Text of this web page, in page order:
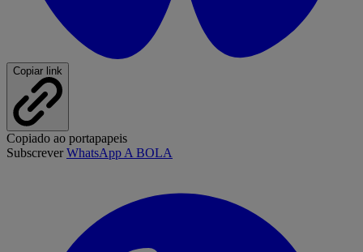
Copiar link
Copiado ao portapapeis
SubscreverWhatsApp A BOLA